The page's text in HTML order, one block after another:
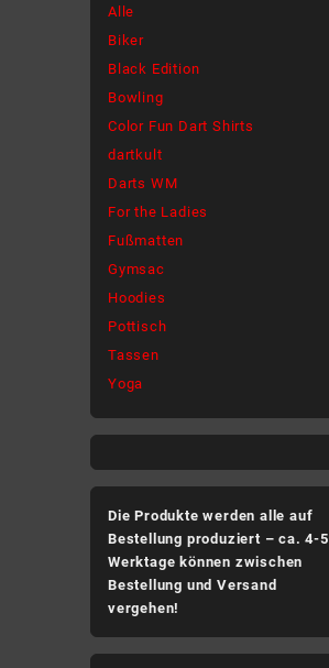
Alle
Biker
Black Edition
Bowling
Color Fun Dart Shirts
dartkult
Darts WM
For the Ladies
Fußmatten
Gymsac
Hoodies
Pottisch
Tassen
Yoga
Die Produkte werden alle auf
Bestellung produziert – ca. 4-5
Werktage können zwischen
Bestellung und Versand
vergehen!